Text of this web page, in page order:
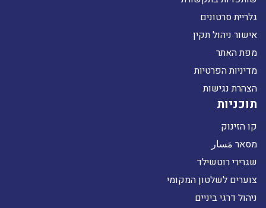
גלריית סרטונים
אישור ניהול תקין
מפת האתר
מדיניות הפרטיות
הצהרת נגישות
תוכניות
קו הזינוק
מסאר مَسار
שגרירי רוטשילד
צוערים לשלטון המקומי
ניהול דרגי ביניים